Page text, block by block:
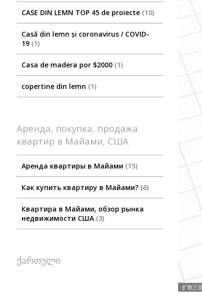
CASE DIN LEMN TOP 45 de proiecte 10
Casă din lemn și coronavirus / COVID-
19 1
Casa de madera por $2000 1
copertine din lemn 1
Аренда, покупка, продажа
квартир в Майами, США
Аренда квартиры в Майами 15
Как купить квартиру в Майами? 6
Квартира в Майами, обзор рынка
недвижимости США 3
ქართული